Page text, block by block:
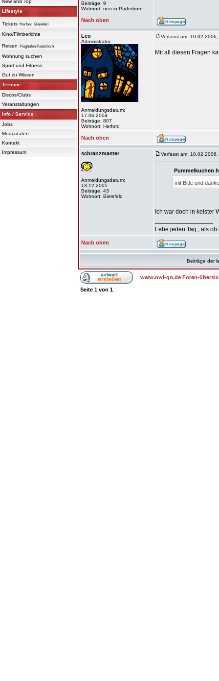
New and Top
Lifestyle
Tickets Herford Bielefeld
Kino/Filmberichte
Reisen Flughafen Paderborn
Wohnung suchen
Sport und Fitness
Gut zu Wissen
Termine
Discos/Clubs
Veranstaltungen
Info / Service
Jobs
Mediadaten
Kontakt
Impressum
Beiträge: 9
Wohnort: neu in Paderborn
Nach oben
Leo
Administrator
Anmeldungsdatum:
17.06.2004
Beiträge: 807
Wohnort: Herford
Verfasst am:
Mit all diesen Fragen
Nach oben
schranzmaster
Anmeldungsdatum:
13.12.2005
Beiträge: 43
Wohnort: Bielefeld
Verfasst am: 10.02.2006,
Pummelkuchen
mit Bitte und
Ich war doch in keister
Lebe jeden Tag , als
Nach oben
Beiträge der
www.owl-go.de Foren-
Seite 1 von 1